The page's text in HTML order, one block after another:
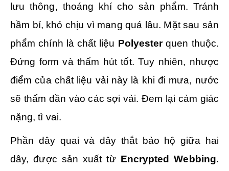
lưu thông, thoáng khí cho sản phẩm. Tránh
hầm bí, khó chịu vì mang quá lâu. Mặt sau sản
phẩm chính là chất liệu Polyesterquen thuộc.
Đứng form và thấm hút tốt. Tuy nhiên, nhược
điểm của chất liệu vải này là khi đi mưa, nước
sẽ thấm dần vào các sợi vải. Đem lại cảm giác
nặng, tì vai.
Phần dây quai và dây thắt bảo hộ giữa hai
dây, được sản xuất từ Encrypted Webbing.